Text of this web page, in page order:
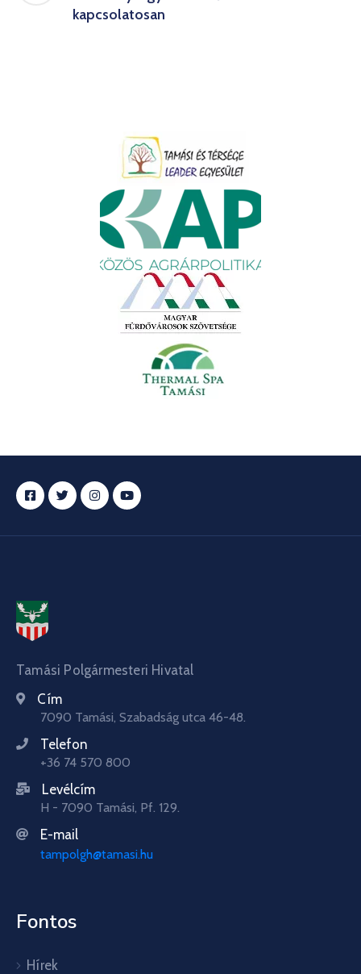
kapcsolatosan
Tamási Polgármesteri Hivatal
Cím
7090 Tamási, Szabadság utca 46-48.
Telefon
+36 74 570 800
Levélcím
H - 7090 Tamási, Pf. 129.
E-mail
tampolgh@tamasi.hu
Fontos
Hírek